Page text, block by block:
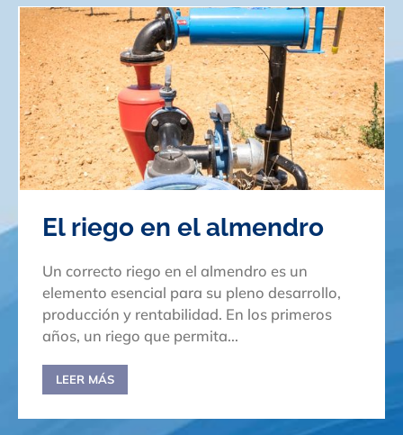
El riego en el almendro
Un correcto riego en el almendro es un
elemento esencial para su pleno desarrollo,
producción y rentabilidad. En los primeros
años, un riego que permita...
LEER MÁS